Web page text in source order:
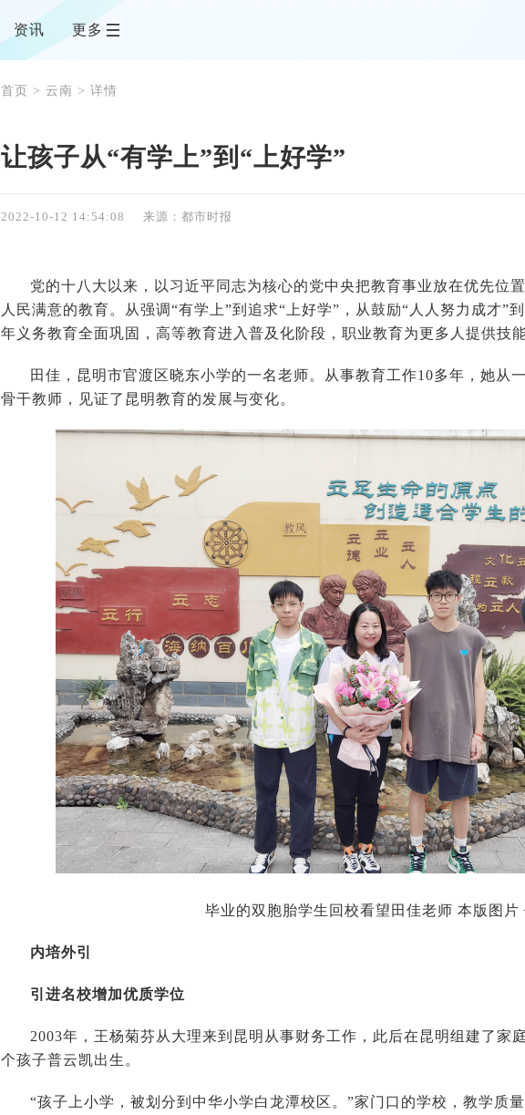
资讯 更多
首页 > 云南 > 详情
让孩子从“有学上”到“上好学”
2022-10-12 14:54:08 来源：都市时报
党的十八大以来，以习近平同志为核心的党中央把教育事业放在优先位
人民满意的教育。从强调“有学上”到追求“上好学”，从鼓励“人人努力成才”
年义务教育全面巩固，高等教育进入普及化阶段，职业教育为更多人提供技
田佳，昆明市官渡区晓东小学的一名老师。从事教育工作10多年，她从
骨干教师，见证了昆明教育的发展与变化。
毕业的双胞胎学生回校看望田佳老师 本版图片
内培外引
引进名校增加优质学位
2003年，王杨菊芬从大理来到昆明从事财务工作，此后在昆明组建了家
个孩子普云凯出生。
“孩子上小学，被划分到中华小学白龙潭校区。”家门口的学校，教学质